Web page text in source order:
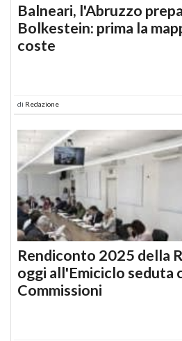
Balneari, l'Abruzzo
Bolkestein: prima la
coste
di Redazione
Rendiconto 2025 della
oggi all'Emiciclo seduta
Commissioni